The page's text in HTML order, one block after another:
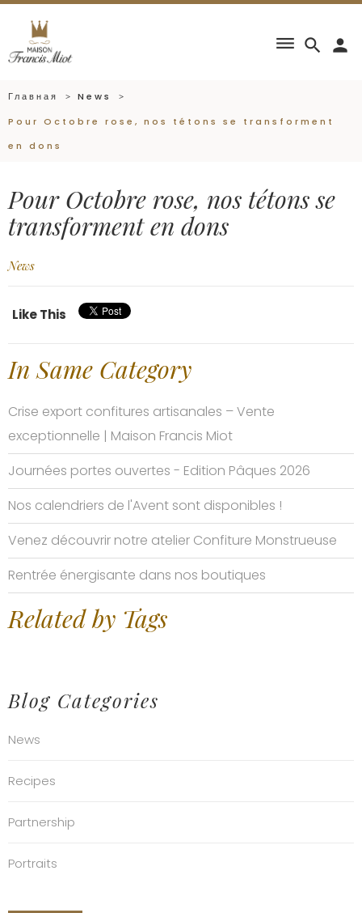
search
dehaze person
Главная
News
Pour Octobre rose, nos tétons se transforment
en dons
Pour Octobre rose, nos tétons se
transforment en dons
News
Like This
In Same Category
Crise export confitures artisanales – Vente
exceptionnelle | Maison Francis Miot
Journées portes ouvertes - Edition Pâques 2026
Nos calendriers de l'Avent sont disponibles !
Venez découvrir notre atelier Confiture Monstrueuse
Rentrée énergisante dans nos boutiques
Related by Tags
Blog Categories
News
Recipes
Partnership
Portraits